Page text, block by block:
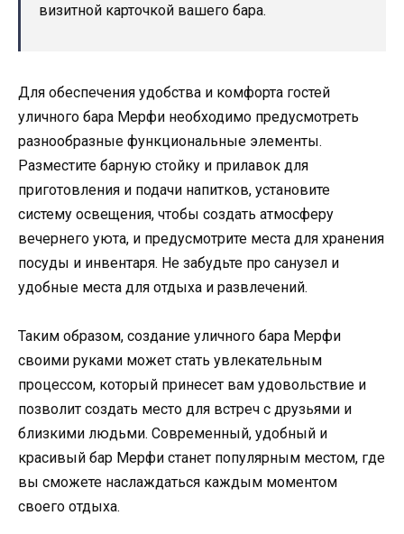
визитной карточкой вашего бара.
Для обеспечения удобства и комфорта гостей
уличного бара Мерфи необходимо предусмотреть
разнообразные функциональные элементы.
Разместите барную стойку и прилавок для
приготовления и подачи напитков, установите
систему освещения, чтобы создать атмосферу
вечернего уюта, и предусмотрите места для хранения
посуды и инвентаря. Не забудьте про санузел и
удобные места для отдыха и развлечений.
Таким образом, создание уличного бара Мерфи
своими руками может стать увлекательным
процессом, который принесет вам удовольствие и
позволит создать место для встреч с друзьями и
близкими людьми. Современный, удобный и
красивый бар Мерфи станет популярным местом, где
вы сможете наслаждаться каждым моментом
своего отдыха.